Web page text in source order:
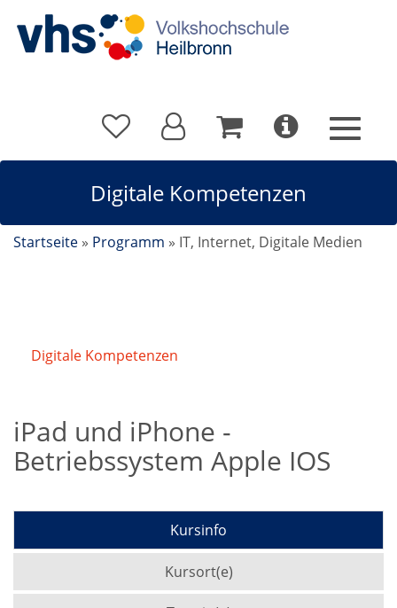
Digitale Kompetenzen
Startseite » Programm » IT, Internet, Digitale Medien
Digitale Kompetenzen
iPad und iPhone -
Betriebssystem Apple IOS
Kursinfo
Kursort(e)